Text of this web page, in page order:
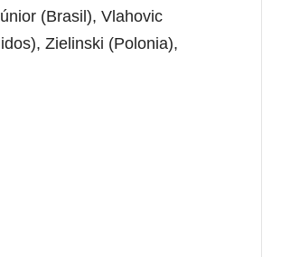
(Brasil), Vlahovic
Zielinski (Polonia),